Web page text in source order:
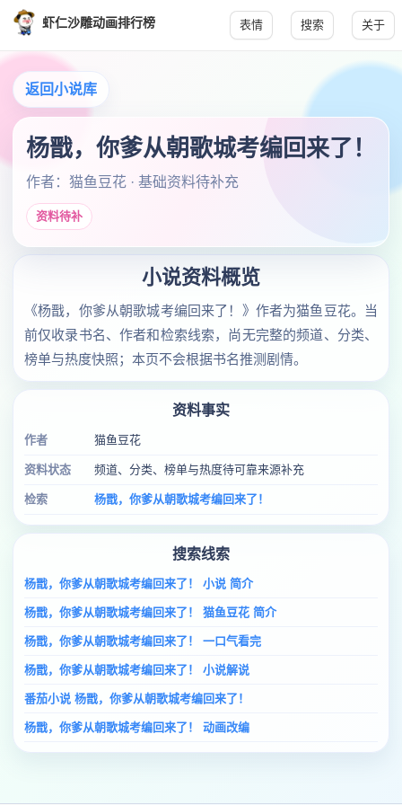
虾仁沙雕动画排行榜 表情 搜索 关于
返回小说库
杨戬，你爹从朝歌城考编回来了！
作者：猫鱼豆花 · 基础资料待补充
资料待补
小说资料概览
《杨戬，你爹从朝歌城考编回来了！》作者为猫鱼豆花。当
前仅收录书名、作者和检索线索，尚无完整的频道、分类、
榜单与热度快照；本页不会根据书名推测剧情。
资料事实
作者 猫鱼豆花
资料状态 频道、分类、榜单与热度待可靠来源补充
检索 杨戬，你爹从朝歌城考编回来了！
搜索线索
杨戬，你爹从朝歌城考编回来了！ 小说 简介
杨戬，你爹从朝歌城考编回来了！ 猫鱼豆花 简介
杨戬，你爹从朝歌城考编回来了！ 一口气看完
杨戬，你爹从朝歌城考编回来了！ 小说解说
番茄小说 杨戬，你爹从朝歌城考编回来了！
杨戬，你爹从朝歌城考编回来了！ 动画改编